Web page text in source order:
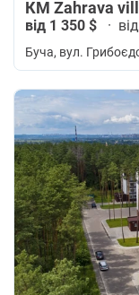
КМ Zahrava
від 1 350 $ ·
Буча, вул.